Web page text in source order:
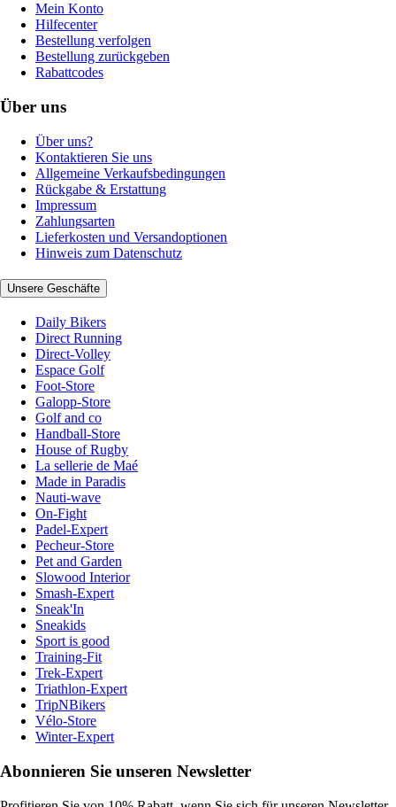
Mein Konto
Hilfecenter
Bestellung verfolgen
Bestellung zurückgeben
Rabattcodes
Über uns
Über uns?
Kontaktieren Sie uns
Allgemeine Verkaufsbedingungen
Rückgabe & Erstattung
Impressum
Zahlungsarten
Lieferkosten und Versandoptionen
Hinweis zum Datenschutz
Unsere Geschäfte
Daily Bikers
Direct Running
Direct-Volley
Espace Golf
Foot-Store
Galopp-Store
Golf and co
Handball-Store
House of Rugby
La sellerie de Maé
Made in Paradis
Nauti-wave
On-Fight
Padel-Expert
Pecheur-Store
Pet and Garden
Slowood Interior
Smash-Expert
Sneak'In
Sneakids
Sport is good
Training-Fit
Trek-Expert
Triathlon-Expert
TripNBikers
Vélo-Store
Winter-Expert
Abonnieren Sie unseren Newsletter